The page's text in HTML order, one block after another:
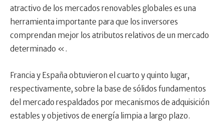
atractivo de los mercados renovables globales es una
herramienta importante para que los inversores
comprendan mejor los atributos relativos de un mercado
determinado «.
Francia y España obtuvieron el cuarto y quinto lugar,
respectivamente, sobre la base de sólidos fundamentos
del mercado respaldados por mecanismos de adquisición
estables y objetivos de energía limpia a largo plazo.